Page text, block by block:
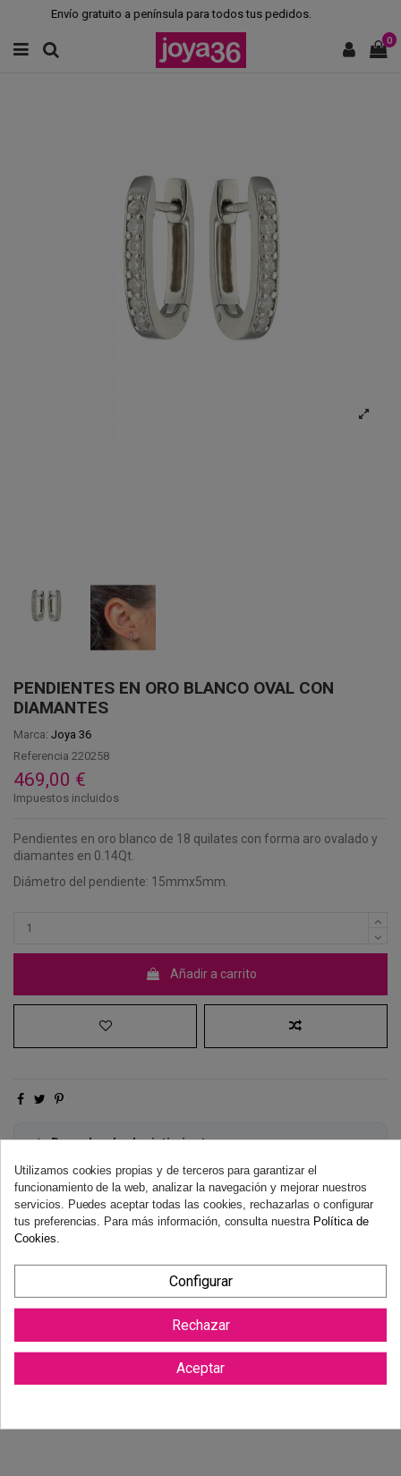
Envío gratuito a península para todos tus pedidos.
0
PENDIENTES EN ORO BLANCO OVAL CON
DIAMANTES
Marca: Joya 36
Referencia 220258
469,00 €
Impuestos incluidos
Pendientes en oro blanco de 18 quilates con forma aro ovalado y
diamantes en 0.14Qt.
Diámetro del pendiente: 15mmx5mm.
Añadir a carrito
Derecho de desistimiento
necesidad de justificación.
Más información
Utilizamos cookies propias y de terceros para garantizar el
funcionamiento de la web, analizar la navegación y mejorar nuestros
servicios. Puedes aceptar todas las cookies, rechazarlas o configurar
tus preferencias. Para más información, consulta nuestra Política de
Cookies
Configurar
Rechazar
Aceptar